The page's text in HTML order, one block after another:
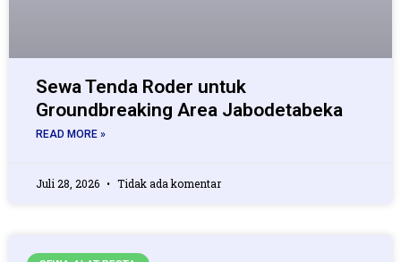
Sewa Tenda Roder untuk
Groundbreaking Area Jabodetabeka
READ MORE »
Juli 28, 2026 Tidak ada komentar